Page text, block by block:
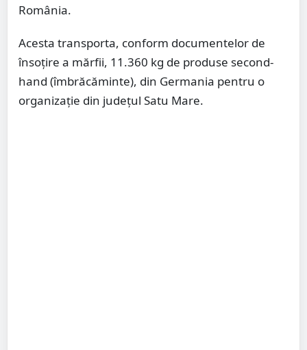
România.
Acesta transporta, conform documentelor de
însoțire a mărfii, 11.360 kg de produse second-
hand (îmbrăcăminte), din Germania pentru o
organizație din județul Satu Mare.